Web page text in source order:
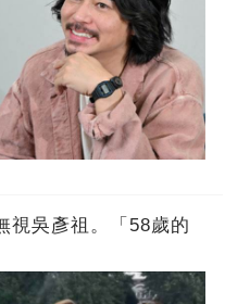
視吳彥祖。「58歲的